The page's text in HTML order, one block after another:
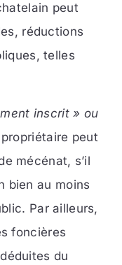
peut
réductions
telles
inscrit » ou
peut
mécénat, s’il
bien au moins
Par ailleurs,
foncières
du